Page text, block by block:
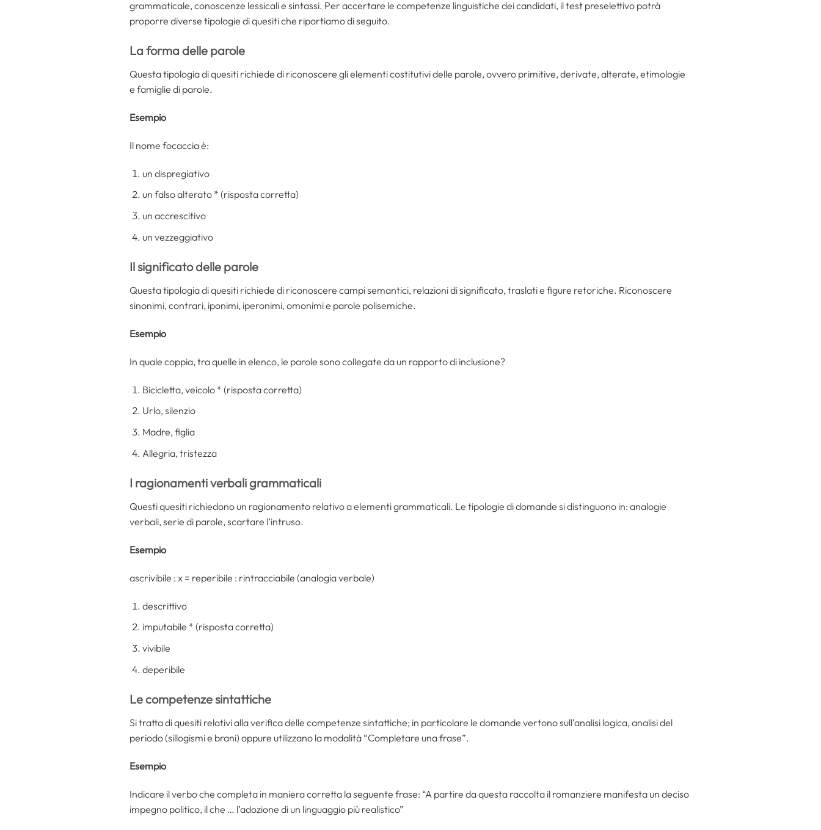
grammaticale, conoscenze lessicali e sintassi. Per accertare le competenze linguistiche dei candidati, il test preselettivo potrà
proporre diverse tipologie di quesiti che riportiamo di seguito.
La forma delle parole
Questa tipologia di quesiti richiede di riconoscere gli elementi costitutivi delle parole, ovvero primitive, derivate, alterate, etimologie
e famiglie di parole.
Esempio
Il nome focaccia è:
un dispregiativo
un falso alterato * (risposta corretta)
un accrescitivo
un vezzeggiativo
Il significato delle parole
Questa tipologia di quesiti richiede di riconoscere campi semantici, relazioni di significato, traslati e figure retoriche. Riconoscere
sinonimi, contrari, iponimi, iperonimi, omonimi e parole polisemiche.
Esempio
In quale coppia, tra quelle in elenco, le parole sono collegate da un rapporto di inclusione?
Bicicletta, veicolo * (risposta corretta)
Urlo, silenzio
Madre, figlia
Allegria, tristezza
I ragionamenti verbali grammaticali
Questi quesiti richiedono un ragionamento relativo a elementi grammaticali. Le tipologie di domande si distinguono in: analogie
verbali, serie di parole, scartare l’intruso.
Esempio
ascrivibile : x = reperibile : rintracciabile (analogia verbale)
descrittivo
imputabile * (risposta corretta)
vivibile
deperibile
Le competenze sintattiche
Si tratta di quesiti relativi alla verifica delle competenze sintattiche; in particolare le domande vertono sull’analisi logica, analisi del
periodo (sillogismi e brani) oppure utilizzano la modalità “Completare una frase”.
Esempio
Indicare il verbo che completa in maniera corretta la seguente frase: “A partire da questa raccolta il romanziere manifesta un deciso
impegno politico, il che … l’adozione di un linguaggio più realistico”